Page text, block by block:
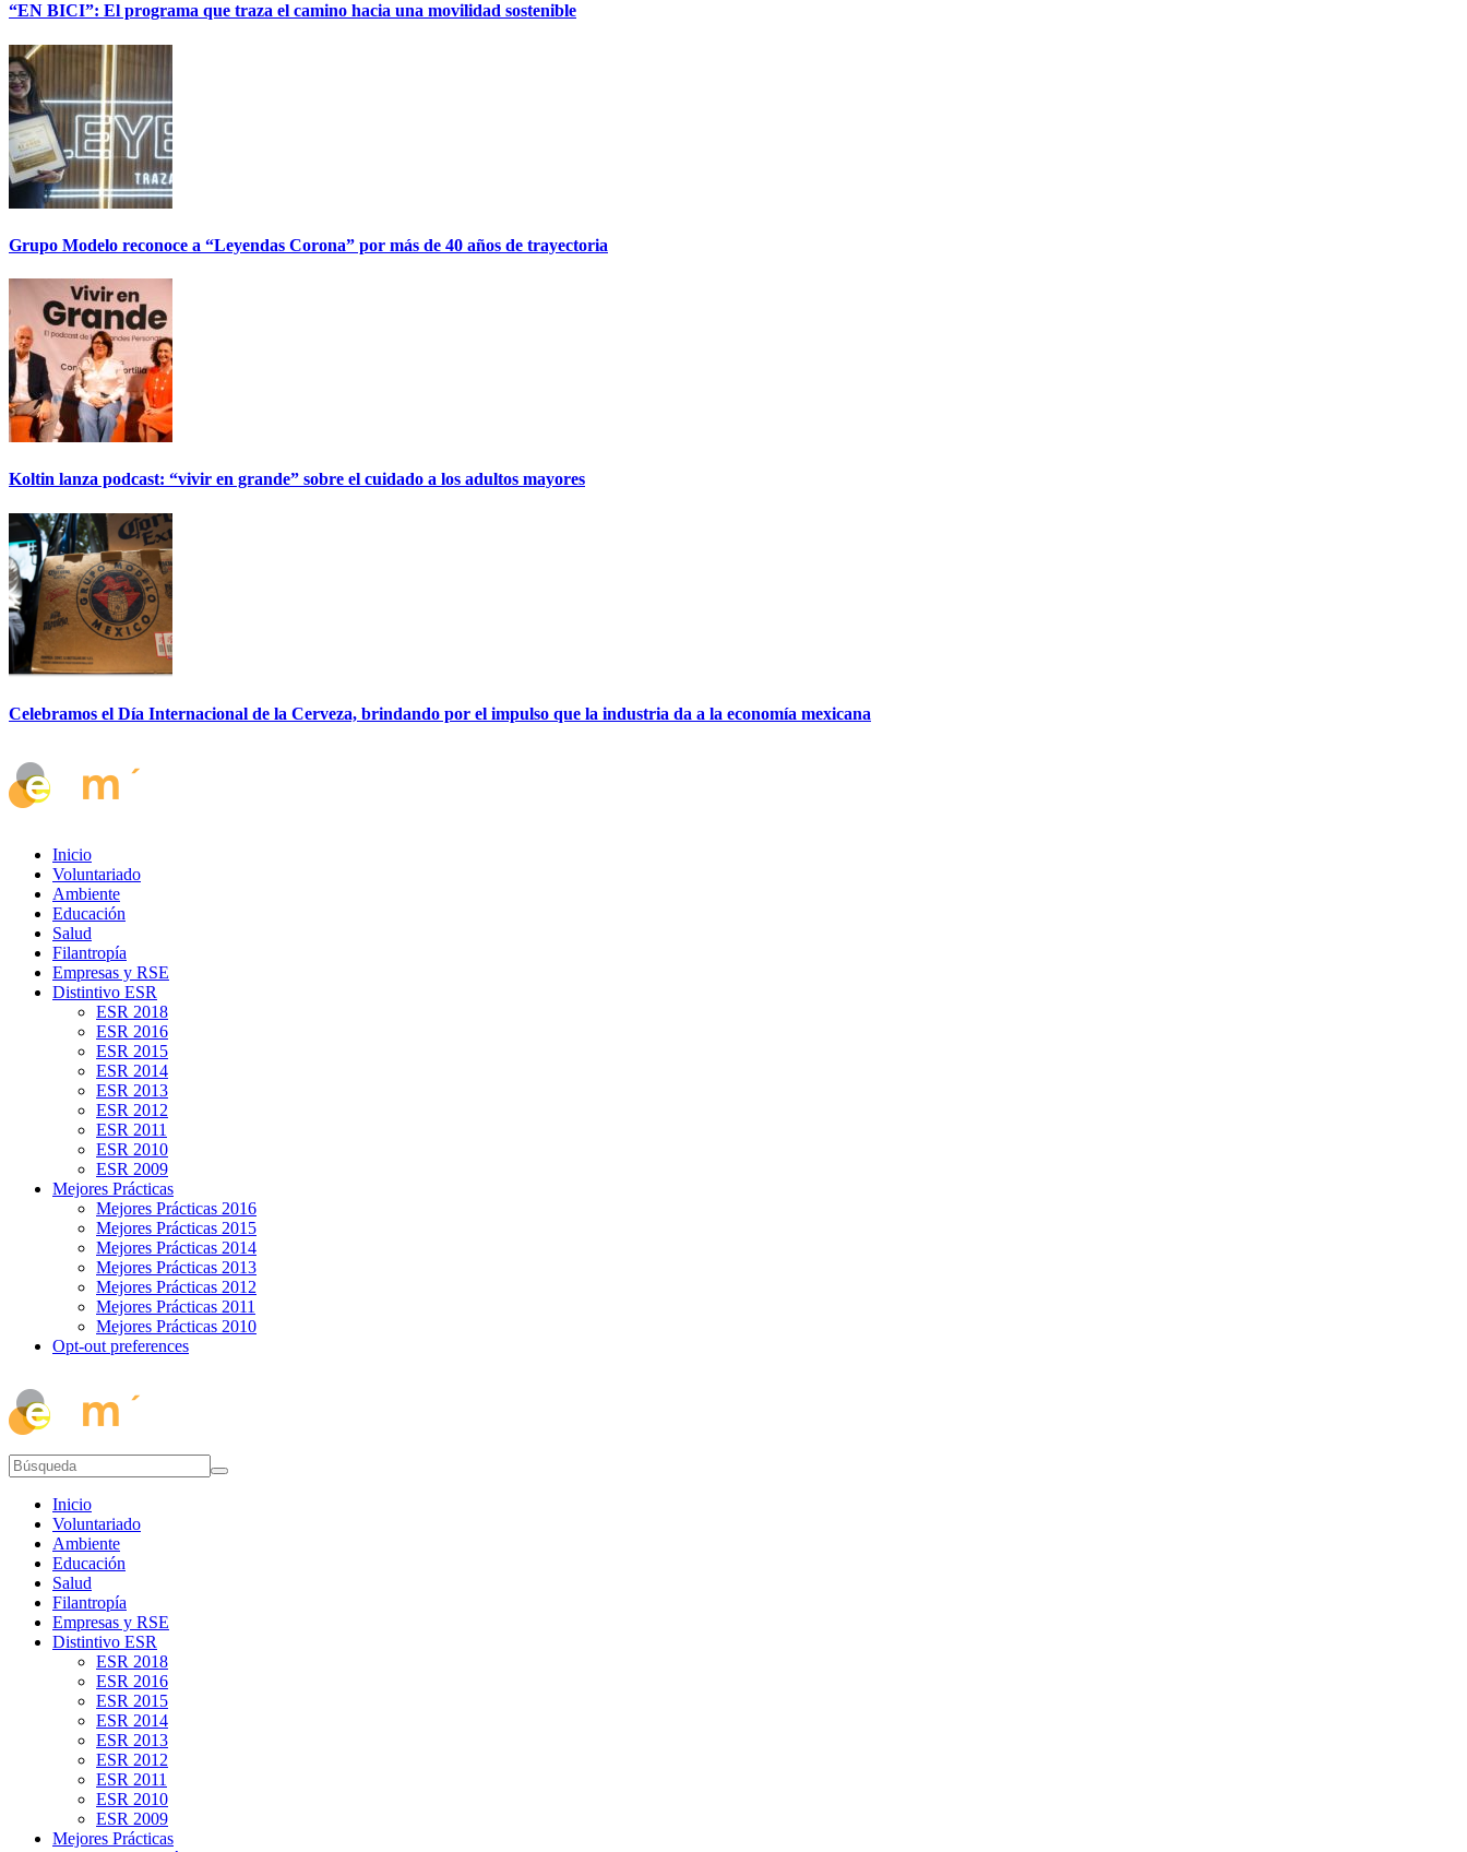
“EN BICI”: El programa que traza el camino hacia una movilidad sostenible
Grupo Modelo reconoce a “Leyendas Corona” por más de 40 años de trayectoria
Koltin lanza podcast: “vivir en grande” sobre el cuidado a los adultos mayores
Celebramos el Día Internacional de la Cerveza, brindando por el impulso que la industria da a la economía mexicana
Inicio
Voluntariado
Ambiente
Educación
Salud
Filantropía
Empresas y RSE
Distintivo ESR
ESR 2018
ESR 2016
ESR 2015
ESR 2014
ESR 2013
ESR 2012
ESR 2011
ESR 2010
ESR 2009
Mejores Prácticas
Mejores Prácticas 2016
Mejores Prácticas 2015
Mejores Prácticas 2014
Mejores Prácticas 2013
Mejores Prácticas 2012
Mejores Prácticas 2011
Mejores Prácticas 2010
Opt-out preferences
Inicio
Voluntariado
Ambiente
Educación
Salud
Filantropía
Empresas y RSE
Distintivo ESR
ESR 2018
ESR 2016
ESR 2015
ESR 2014
ESR 2013
ESR 2012
ESR 2011
ESR 2010
ESR 2009
Mejores Prácticas